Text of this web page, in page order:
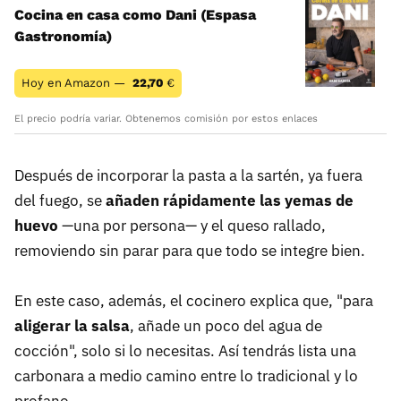
Cocina en casa como Dani (Espasa
Gastronomía)
Hoy en Amazon — 22,70 €
El precio podría variar. Obtenemos comisión por estos enlaces
Después de incorporar la pasta a la sartén, ya fuera
del fuego, seañaden rápidamente las yemas de
huevo —una por persona— y el queso rallado,
removiendo sin parar para que todo se integre bien.
En este caso, además, el cocinero explica que, "para
aligerar la salsa, añade un poco del agua de
cocción", solo si lo necesitas. Así tendrás lista una
carbonara a medio camino entre lo tradicional y lo